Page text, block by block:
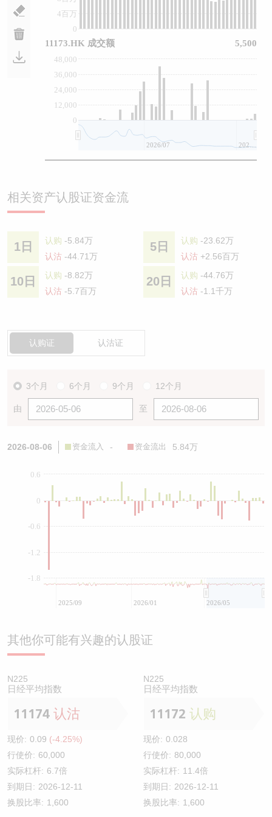
0
4百万
0
12,000
24,000
36,000
48,000
2026/07 2026/08
11173.HK 成交额 5,500
相关资产认股证资金流
1日 认购 -5.84万
认沽 -44.71万
5日 认购 -23.62万
认沽 +2.56百万
10日 认购 -8.82万
认沽 -5.7百万
20日 认购 -44.76万
认沽 -1.1千万
认购证 认沽证
3个月 6个月 9个月 12个月
由 至
2026-08-06 资金流入 - 资金流出 5.84万
0
-1.8
-1.2
-0.6
0.6
2025/09 2026/01 2026/05
其他你可能有兴趣的认股证
N225
日经平均指数
11174 认沽
现价: 0.09 (-4.25%)
行使价: 60,000
实际杠杆: 6.7倍
到期日: 2026-12-11
换股比率: 1,600
N225
日经平均指数
11172 认购
现价: 0.028
行使价: 80,000
实际杠杆: 11.4倍
到期日: 2026-12-11
换股比率: 1,600